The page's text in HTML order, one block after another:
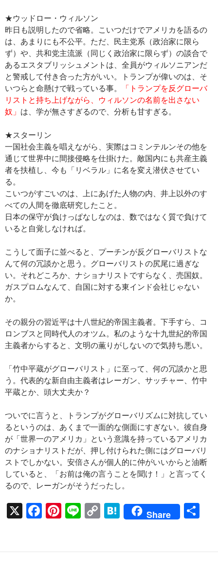
★ウッドロー・ウィルソン
昨日も説明したので省略。こいつだけでアメリカを語るの
は、あまりにも不公平。ただ、民主党系（政治家に限ら
ず）や、共和党主流派（同じく政治家に限らず）の談合で
あるエスタブリッシュメントは、全員がウィルソニアンだ
と警戒して付き合った方がいい。トランプが偉いのは、そ
いつらと命懸けで戦っている事。
「トランプを反グローバ
リストと持ち上げながら、ウィルソンの名前を出さない
奴」 は、学が無さすぎるので、分析も甘すぎる。
★スターリン
一国社会主義を唱えながら、実際はコミンテルンその他を
通じて世界中に間接侵略を仕掛けた。敵国内にも共産主義
者を扶植し、今も「リベラル」に名を変え潜伏させてい
る。
こいつがすごいのは、上にあげた人物の内、井上以外のす
べての人間を徹底研究したこと。
日本の保守が負けっぱなしなのは、数ではなく質で負けて
いると自覚しなければ。
こうして面子に並べると、プーチンが反グローバリストな
んて何の冗談かと思う。グローバリストの尻尾に過ぎな
い。それどころか、ナショナリストですらなく、売国奴。
ガスプロムなんて、自国に対する東インド会社じゃない
か。
その親分の習近平は十八世紀的帝国主義者。下手すら、コ
ロンブスと同時代人のオツム。私のような十九世紀的帝国
主義者からすると、文明の薫りがしないので気持ち悪い。
「竹中平蔵がグローバリスト」に至って、何の冗談かと思
う。代表的な新自由主義者はレーガン、サッチャー、竹中
平蔵とか、頭大丈夫か？
ついでに言うと、トランプがグローバリズムに対抗してい
るというのは、あくまで一面的な側面にすぎない。彼自身
が「世界一のアメリカ」という意識を持っているアメリカ
のナショナリストだが、押し付けられた側にはグローバリ
ストでしかない。安倍さんが個人的に仲がいいからと油断
していると、「お前は俺の言うことを聞け！」と言ってく
るので、レーガンがそうだったし。
X
F
b
Pi
es
Li
C
y
H
n
Share